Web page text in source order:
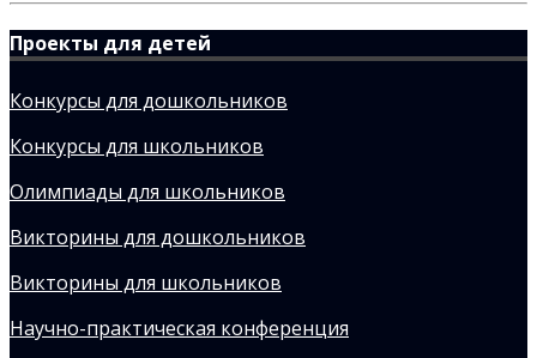
Проекты для детей
Конкурсы для дошкольников
Конкурсы для школьников
Олимпиады для школьников
Викторины для дошкольников
Викторины для школьников
Научно-практическая конференция